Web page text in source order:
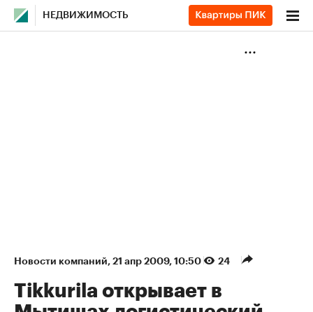
НЕДВИЖИМОСТЬ
Новости компаний⁠, 21 апр 2009, 10:50 24
Tikkurila открывает в